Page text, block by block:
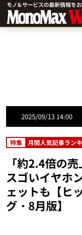
2025/09/13 14:00
特集 月間人気記事ラン
「約2.4倍の
スゴいイヤホ
ェットも【ヒ
グ・8月版】